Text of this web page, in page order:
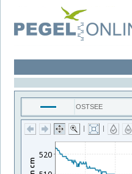
OSTSEE
| |